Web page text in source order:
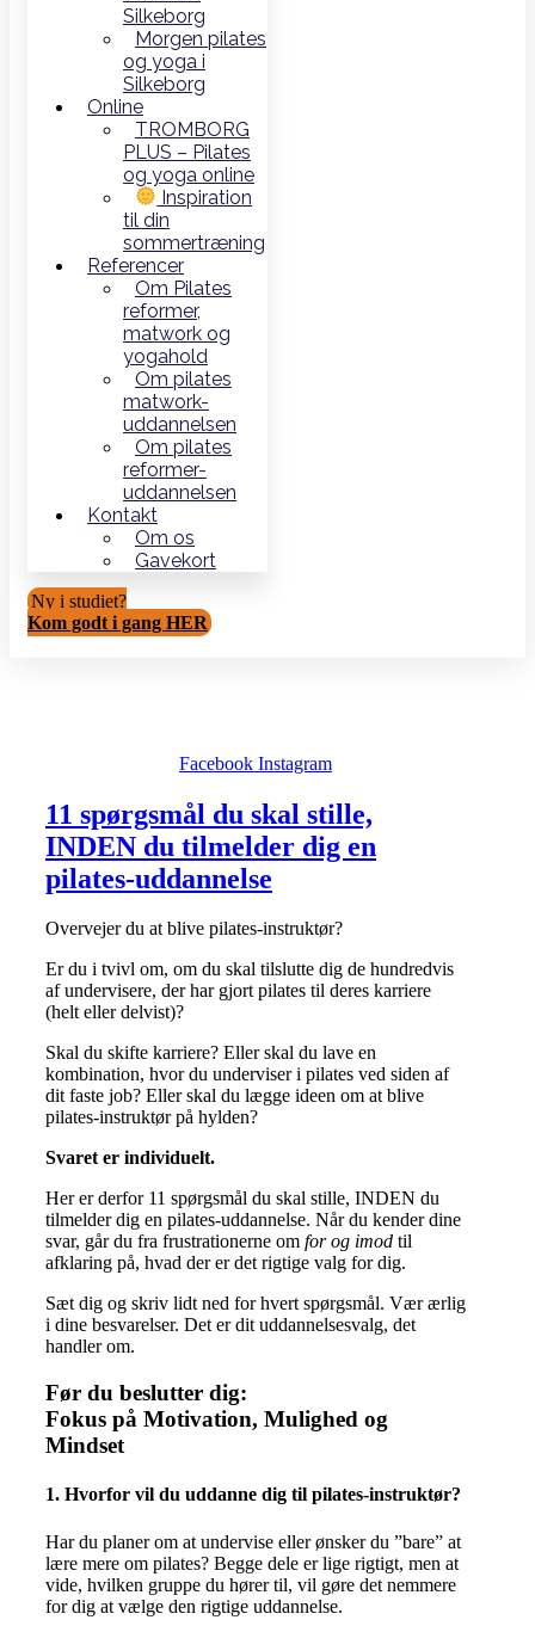
Silkeborg
Morgen pilates
og yoga i
Silkeborg
Online
TROMBORG
PLUS – Pilates
og yoga online
Inspiration
til din
sommertræning
Referencer
Om Pilates
reformer,
matwork og
yogahold
Om pilates
matwork-
uddannelsen
Om pilates
reformer-
uddannelsen
Kontakt
Om os
Gavekort
Ny i studiet?
Kom godt i gang HER
Facebook Instagram
11 spørgsmål du skal stille,
INDEN du tilmelder dig en
pilates-uddannelse
Overvejer du at blive pilates-instruktør?
Er du i tvivl om, om du skal tilslutte dig de hundredvis
af undervisere, der har gjort pilates til deres karriere
(helt eller delvist)?
Skal du skifte karriere? Eller skal du lave en
kombination, hvor du underviser i pilates ved siden af
dit faste job? Eller skal du lægge ideen om at blive
pilates-instruktør på hylden?
Svaret er individuelt.
Her er derfor 11 spørgsmål du skal stille, INDEN du
tilmelder dig en pilates-uddannelse. Når du kender dine
svar, går du fra frustrationerne om for og imod til
afklaring på, hvad der er det rigtige valg for dig.
Sæt dig og skriv lidt ned for hvert spørgsmål. Vær ærlig
i dine besvarelser. Det er dit uddannelsesvalg, det
handler om.
Før du beslutter dig:
Fokus på Motivation, Mulighed og
Mindset
1. Hvorfor vil du uddanne dig til pilates-instruktør?
Har du planer om at undervise eller ønsker du ”bare” at
lære mere om pilates? Begge dele er lige rigtigt, men at
vide, hvilken gruppe du hører til, vil gøre det nemmere
for dig at vælge den rigtige uddannelse.